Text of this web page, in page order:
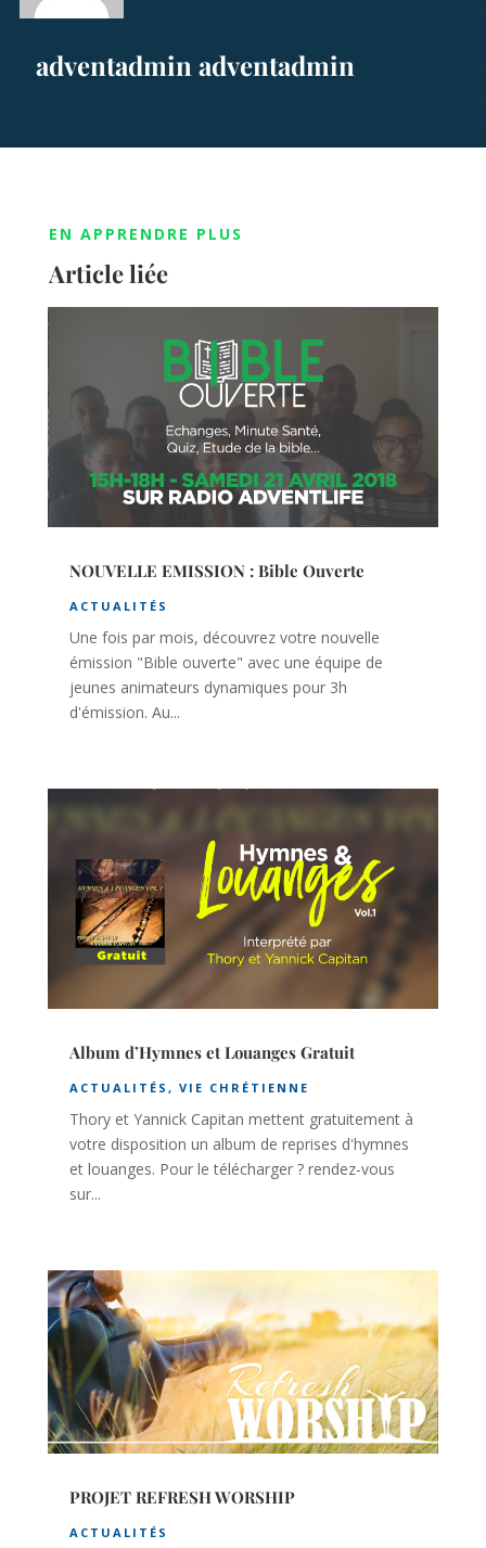
adventadmin adventadmin
EN APPRENDRE PLUS
Article liée
NOUVELLE EMISSION : Bible Ouverte
ACTUALITÉS
Une fois par mois, découvrez votre nouvelle
émission "Bible ouverte" avec une équipe de
jeunes animateurs dynamiques pour 3h
d'émission. Au...
Album d’Hymnes et Louanges Gratuit
ACTUALITÉS , VIE CHRÉTIENNE
Thory et Yannick Capitan mettent gratuitement à
votre disposition un album de reprises d'hymnes
et louanges. Pour le télécharger ? rendez-vous
sur...
PROJET REFRESH WORSHIP
ACTUALITÉS